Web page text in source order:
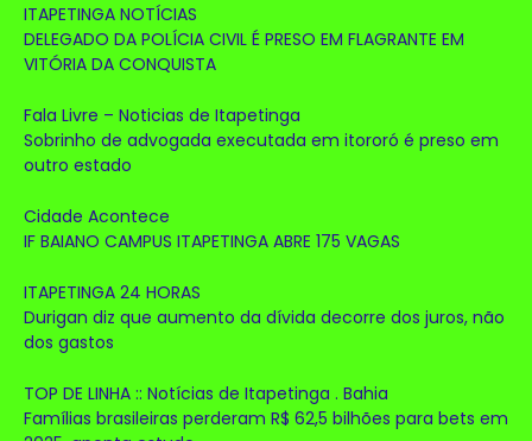
ITAPETINGA NOTÍCIAS
DELEGADO DA POLÍCIA CIVIL É PRESO EM FLAGRANTE EM
VITÓRIA DA CONQUISTA
Fala Livre – Noticias de Itapetinga
Sobrinho de advogada executada em itororó é preso em
outro estado
Cidade Acontece
IF BAIANO CAMPUS ITAPETINGA ABRE 175 VAGAS
ITAPETINGA 24 HORAS
Durigan diz que aumento da dívida decorre dos juros, não
dos gastos
TOP DE LINHA :: Notícias de Itapetinga . Bahia
Famílias brasileiras perderam R$ 62,5 bilhões para bets em